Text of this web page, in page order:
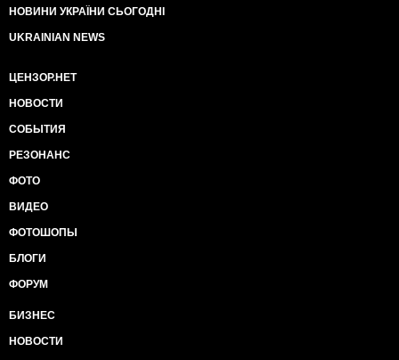
НОВИНИ УКРАЇНИ СЬОГОДНІ
UKRAINIAN NEWS
ЦЕНЗОР.НЕТ
НОВОСТИ
СОБЫТИЯ
РЕЗОНАНС
ФОТО
ВИДЕО
ФОТОШОПЫ
БЛОГИ
ФОРУМ
БИЗНЕС
НОВОСТИ